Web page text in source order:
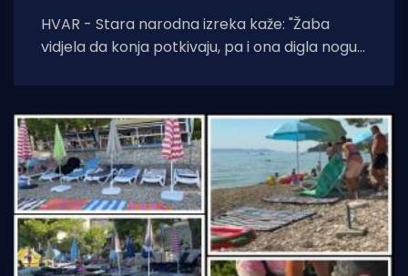
HVAR - Stara narodna izreka kaže: "Žaba
vidjela da konja potkivaju, pa i ona digla nogu."